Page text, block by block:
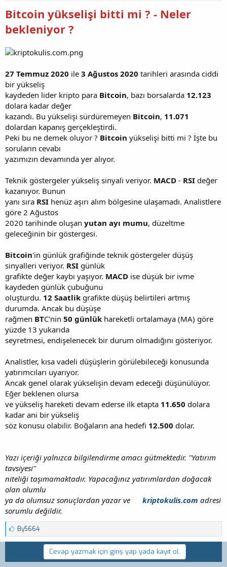
a
l
t
ç
t
a
Bitcoin yükselişi bitti mi ? - Neler
bekleniyor ?
27 Temmuz 2020 ile 3 Ağustos 2020 tarihleri arasında ciddi
bir yükseliş
kaydeden lider kripto para Bitcoin, bazı borsalarda 12.123
dolara kadar değer
kazandı. Bu yükselişi sürdüremeyen Bitcoin, 11.071
dolardan kapanış gerçekleştirdi.
Peki bu ne demek oluyor ? Bitcoin yükselişi bitti mi ? İşte bu
soruların cevabı
yazımızın devamında yer alıyor.
Teknik göstergeler yükseliş sinyali veriyor. MACD - RSI değer
kazanıyor. Bunun
yanı sıra RSI henüz aşırı alım bölgesine ulaşamadı. Analistlere
göre 2 Ağustos
2020 tarihinde oluşan yutan ayı mumu, düzeltme
geleceğinin bir göstergesi.
Bitcoin'in günlük grafiğinde teknik göstergeler düşüş
sinyalleri veriyor. RSI günlük
grafikte değer kaybı yaşıyor. MACD ise düşük bir ivme
kaydeden günlük çubuğunu
oluşturdu. 12 Saatlik grafikte düşüş belirtileri artmış
durumda. Ancak bu düşüşe
rağmen BTC'nin 50 günlük hareketli ortalamaya (MA) göre
yüzde 13 yukarıda
seyretmesi, endişelenecek bir durum olmadığını gösteriyor.
Analistler, kısa vadeli düşüşlerin görülebileceği konusunda
yatırımcıları uyarıyor.
Ancak genel olarak yükselişin devam edeceği düşünülüyor.
Eğer beklenen olursa
ve yükseliş hareketi devam ederse ilk etapta 11.650 dolara
kadar ani bir yükseliş
söz konusu olabilir. Boğaların ana hedefi 12.500 dolar.
Yazı içeriği yalnızca bilgilendirme amacı gütmektedir. ''Yatırım
tavsiyesi''
niteliği taşımamaktadır. Yapacağınız yatırımlardan doğacak
olan olumlu
ya da olumsuz sonuçlardan yazar ve
kriptokulis.com adresi
sorumlu değildir.
B
e
n
By5664
Cevap yazmak için giriş yap yada kayıt ol.